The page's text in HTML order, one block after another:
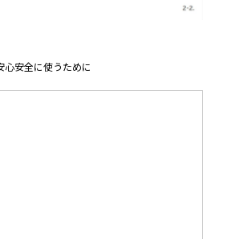
心安全に使うために